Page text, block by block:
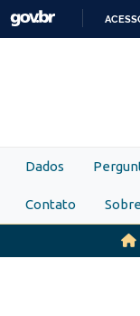
Skip to main content
Dados
Contato